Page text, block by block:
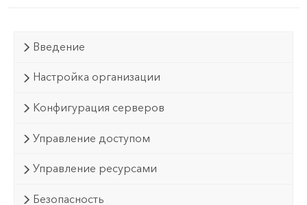
Введение
Настройка организации
Конфигурация серверов
Управление доступом
Управление ресурсами
Безопасность